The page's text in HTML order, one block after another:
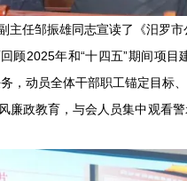
任邹振雄同志宣读了《汨罗市
顾2025年和“十四五”期间项
，动员全体干部职工锚定目标
政教育，与会人员集中观看警